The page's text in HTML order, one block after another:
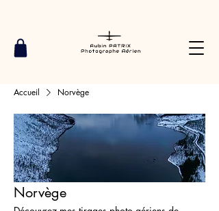
Accueil Norvège
Norvège